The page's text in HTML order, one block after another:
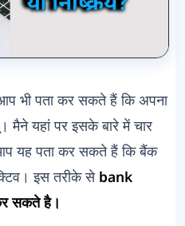
भी पता कर सकते हैं कि अपना
मैने यहां पर इसके बारे में चार
यह पता कर सकते हैं कि बैंक
इस तरीके से bank
सकते है।